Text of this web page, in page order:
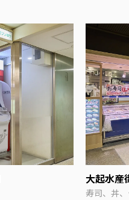
大起水産
寿司、丼